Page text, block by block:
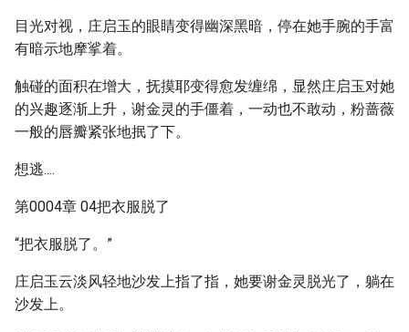
目光对视，庄启玉的眼睛变得幽深黑暗，停在她手腕的手富
有暗示地摩挲着。
触碰的面积在增大，抚摸耶变得愈发缠绵，显然庄启玉对她
的兴趣逐渐上升，谢金灵的手僵着，一动也不敢动，粉蔷薇
一般的唇瓣紧张地抿了下。
想逃....
第0004章 04把衣服脱了
“把衣服脱了。”
庄启玉云淡风轻地沙发上指了指，她要谢金灵脱光了，躺在
沙发上。